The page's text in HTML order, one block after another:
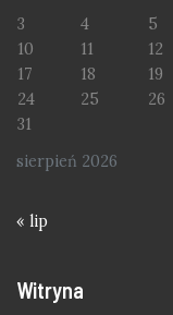
sierpień 2026
3
4 5
10
11 12
17
18 19
24
25 26
31
« lip
Witryna